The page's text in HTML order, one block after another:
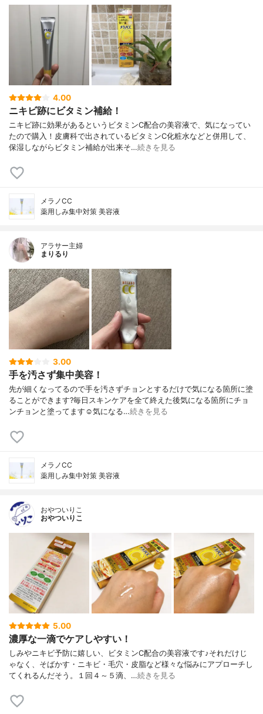
4.00
ニキビ跡にビタミン補給！
ニキビ跡に効果があるというビタミンC配合の美容液で、気になってい
たので購入！皮膚科で出されているビタミンC化粧水などと併用して、
保湿しながらビタミン補給が出来そ…続きを見る
メラノCC
薬用しみ集中対策 美容液
アラサー主婦
まりるり
3.00
手を汚さず集中美容！
先が細くなってるので手を汚さずチョンとするだけで気になる箇所に塗
ることができます?毎日スキンケアを全て終えた後気になる箇所にチョ
ンチョンと塗ってます☺️気になる…続きを見る
メラノCC
薬用しみ集中対策 美容液
おやついりこ
おやついりこ
5.00
濃厚な一滴でケアしやすい！
しみやニキビ予防に嬉しい、ビタミンC配合の美容液です♪それだけじ
ゃなく、そばかす・ニキビ・毛穴・皮脂など様々な悩みにアプローチし
てくれるんだそう。１回４～５滴、…続きを見る